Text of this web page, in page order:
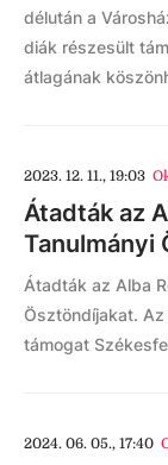
délután a
diák részesült
átlagának
2023. 12. 11., 19:03
Átadták az
Tanulmányi
Átadták az Alba
Ösztöndíjakat.
támogat
2024. 06. 05., 17:40